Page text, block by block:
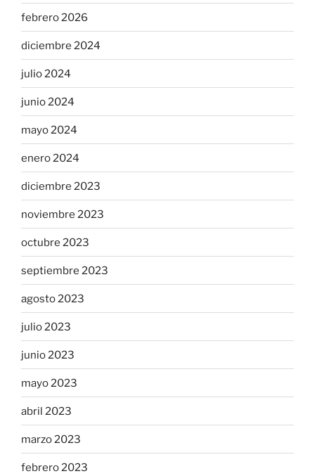
febrero 2026
diciembre 2024
julio 2024
junio 2024
mayo 2024
enero 2024
diciembre 2023
noviembre 2023
octubre 2023
septiembre 2023
agosto 2023
julio 2023
junio 2023
mayo 2023
abril 2023
marzo 2023
febrero 2023